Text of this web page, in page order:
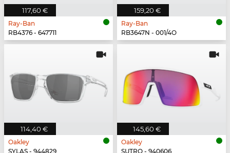
117,60 €
Ray-Ban
RB4376 - 647711
159,20 €
Ray-Ban
RB3647N - 001/4O
114,40 €
Oakley
SYLAS - 944829
145,60 €
Oakley
SUTRO - 940606